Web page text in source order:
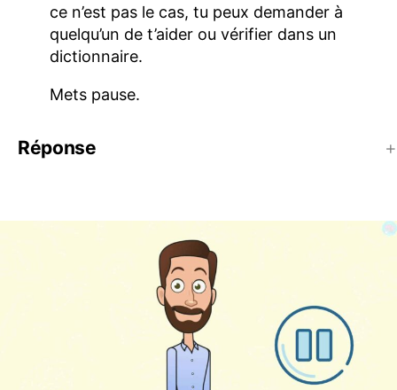
ce n’est pas le cas, tu peux demander à
quelqu’un de t’aider ou vérifier dans un
dictionnaire.
Mets pause.
Réponse